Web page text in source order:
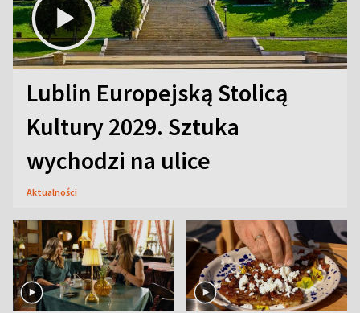
Lublin Europejską Stolicą
Kultury 2029. Sztuka
wychodzi na ulice
Aktualności